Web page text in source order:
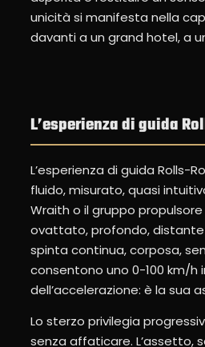
unicità si manifesta nella
davanti a un grand hotel, a
L’esperienza di guida
L’esperienza di guida Rolls-
fluido, misurato, quasi
Wraith o il gruppo
ovattato, profondo, distante
spinta continua, corposa,
consentono uno 0-100 km/h
dell’accelerazione: è la sua
Lo sterzo privilegia
senza affaticare. L’assetto,